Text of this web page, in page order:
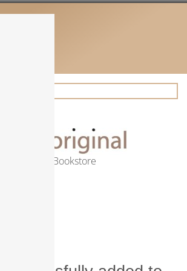
Online Art Bookstore